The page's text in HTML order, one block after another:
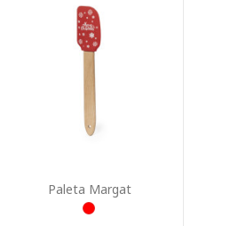
Paleta Margat